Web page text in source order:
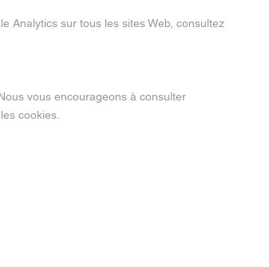
Analytics sur tous les sites Web, consultez
vous encourageons à consulter
cookies.